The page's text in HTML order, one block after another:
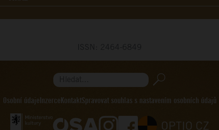
Hledat...
Osobní údajeInzerceKontaktSpravovat souhlas s nastavením osobních údajů